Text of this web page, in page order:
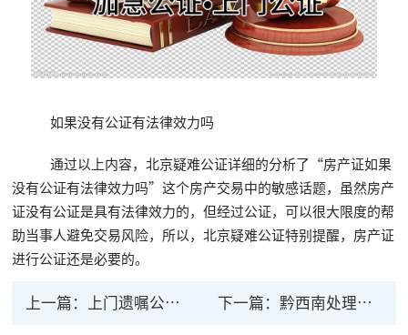
如果没有公证有法律效力吗
通过以上内容，北京疑难公证详细的分析了“房产证如果
没有公证有法律效力吗”这个房产交易中的敏感话题，虽然房产
证没有公证是具有法律效力的，但经过公证，可以很大限度的帮
助当事人避免交易风险，所以，北京疑难公证特别提醒，房产证
进行公证还是必要的。
上一篇： 上门遗嘱公证需要多少钱？ 下一篇： 黔西南处理遗嘱公证法律问题律师能解答吗